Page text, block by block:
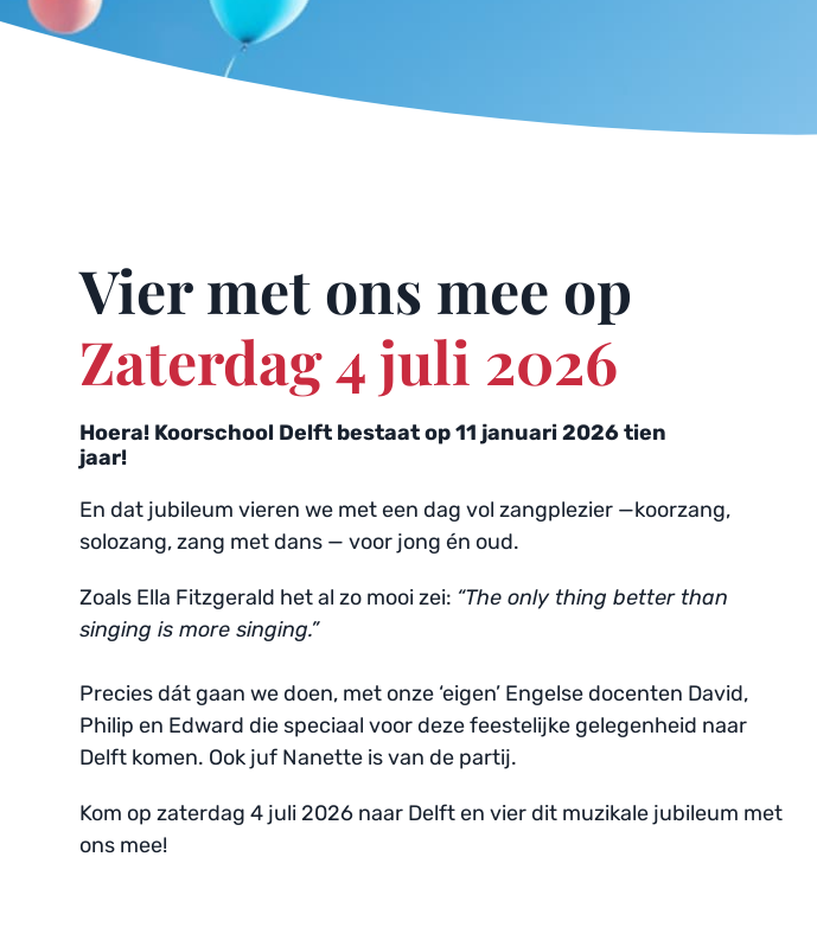
Zaterdag 4 juli 2026
Hoera! Koorschool Delft bestaat op 11 januari 2026 tien
jaar!
En dat jubileum vieren we met een dag vol zangplezier —koorzang,
solozang, zang met dans — voor jong én oud.
Zoals Ella Fitzgerald het al zo mooi zei: “The only thing better than
singing is more singing.”
Precies dát gaan we doen, met onze ‘eigen’ Engelse docenten David,
Philip en Edward die speciaal voor deze feestelijke gelegenheid naar
Delft komen. Ook juf Nanette is van de partij.
Kom op zaterdag 4 juli 2026 naar Delft en vier dit muzikale jubileum met
ons mee!